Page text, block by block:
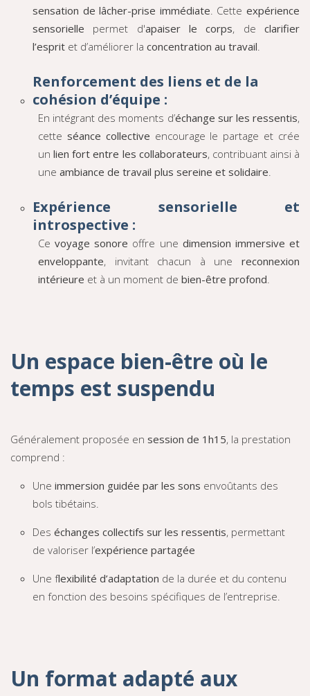
sensation de lâcher-prise immédiate . Cetteexpérience
sensorielle permet d'apaiser le corps, declarifier
l’esprit et d’améliorer la concentration au travail
Renforcement des liens et de la
cohésion d’équipe :
En intégrant des moments d’échange sur les ressentis,
cette séance collective encourage le partage et crée
unlien fort entre les collaborateurs, contribuant ainsi à
une ambiance de travail plus sereine et solidaire
Expérience sensorielle et
introspective :
Cevoyage sonore offre une dimension immersive et
enveloppante, invitant chacun à une reconnexion
intérieure et à un moment de bien-être profond
Un espace bien-être où le
temps est suspendu
Généralement proposée en session de 1h15, la prestation
comprend :
Une immersion guidée par les sons envoûtants des
bols tibétains.
Des échanges collectifs sur les ressentis, permettant
de valoriser l’expérience partagée
Une flexibilité d’adaptation de la durée et du contenu
en fonction des besoins spécifiques de l’entreprise.
Un format adapté aux